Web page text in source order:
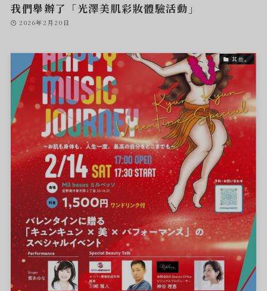
我們舉辦了「光澤美肌彩妝體驗活動」
2026年2月20日
其他。